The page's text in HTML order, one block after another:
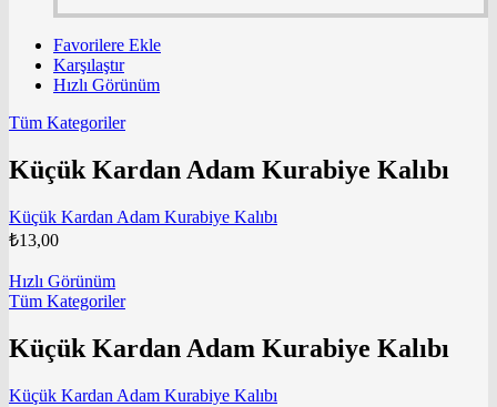
Favorilere Ekle
Karşılaştır
Hızlı Görünüm
Tüm Kategoriler
Küçük Kardan Adam Kurabiye Kalıbı
Küçük Kardan Adam Kurabiye Kalıbı
₺13,00
Hızlı Görünüm
Tüm Kategoriler
Küçük Kardan Adam Kurabiye Kalıbı
Küçük Kardan Adam Kurabiye Kalıbı